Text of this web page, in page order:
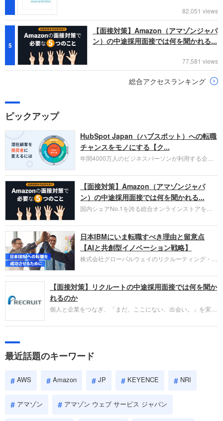
82,051 views
5
【面接対策】Amazon（アマゾンジャパ
ン）の中途採用面接では何を聞かれる...
77,581 views
総合アクセスランキング
ピックアップ
HubSpot Japan（ハブスポット）への転職
チャンスをモノにする【ク...
年間4000万人のビジネスパーソンが利用する企業
お勧めするイチオシ企業をご紹介します。今回はク
ラウド型CRMプラットフォームを提供する
HubSpot Japan（ハブスポット・ジャパン）株式会
社です。採用面接対策の企業研究にご活用くださ
い。
【面接対策】Amazon（アマゾンジャパ
ン）の中途採用面接では何を聞かれる...
国内シェアNo.1を誇る総合オンラインストアを運
圧倒的な存在感を持つAmazon。中途採用面接では
過去の具体的な業務成果やリーダーシップの発揮、
失敗からの学びが重視され、人間性やカルチャーフ
ィットも評価対象となり、長期的に成長できる仲間
であるかを多角的に審査されます。
日本IBMにいま転職すべき理由と留意点
【AIと共創型イノベーション戦略】
株式会社グローバルウェイのリクルーティング・パ
パーソンが利用する企業口コミサイト「キャリコ
ネ」の転職エージェントがお勧めするイチオシ企業
IBMです。採用面接対策の企業研究にご活用くださ
い。
【面接対策】リクルートの中途採用面接では何を聞か
れるのか
個人と企業をつなぎ、「まだ、ここにない、出会い。」を実現
やこれまでの成果を具体的に問われるほか、「人間性」も評価
しょう。
最近話題のキーワード
AWS Amazon JP KEYENCE NRI
アマゾン アマゾン ウェブ サービス ジャパン